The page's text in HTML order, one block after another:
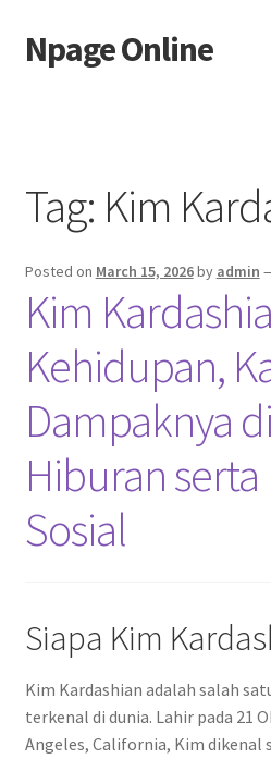
Skip
to
Skip
to
Npage Online
Tag: Kim
Posted on March 15, 2026by admin
Kim
Kehidupan,
Dampaknya
Hiburan serta
Sosial
Siapa Kim
Kim Kardashian adalah salah
terkenal di dunia. Lahir pada 21
Angeles, California, Kim dikenal